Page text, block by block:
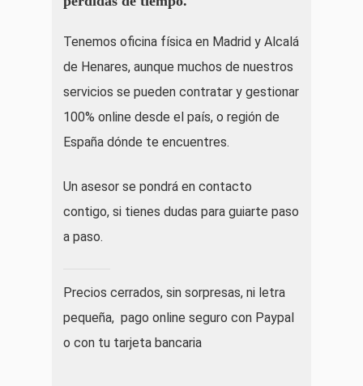
Tenemos oficina física en Madrid y Alcalá
de Henares, aunque muchos de nuestros
servicios se pueden contratar y gestionar
100% online desde el país, o región de
España dónde te encuentres.
Un asesor se pondrá en contacto
contigo, si tienes dudas para guiarte paso
a paso.
Precios cerrados, sin sorpresas, ni letra
pequeña, pago online seguro con Paypal
o con tu tarjeta bancaria